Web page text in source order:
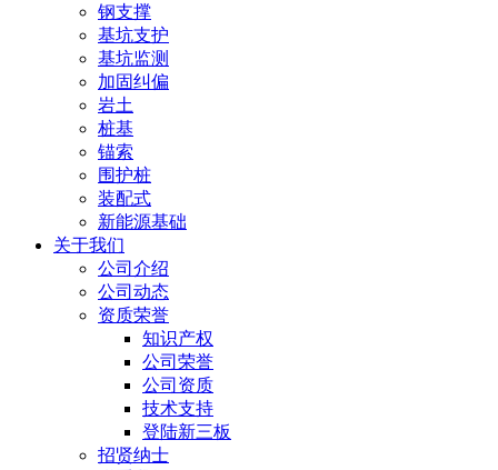
钢支撑
基坑支护
基坑监测
加固纠偏
岩土
桩基
锚索
围护桩
装配式
新能源基础
关于我们
公司介绍
公司动态
资质荣誉
知识产权
公司荣誉
公司资质
技术支持
登陆新三板
招贤纳士